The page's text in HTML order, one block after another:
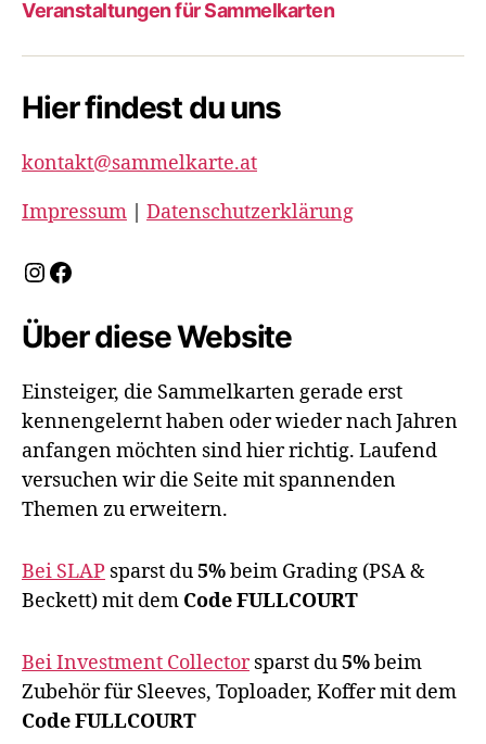
Veranstaltungen für Sammelkarten
Hier findest du uns
kontakt@sammelkarte.at
Impressum | Datenschutzerklärung
Instagram
Facebook
Über diese Website
Einsteiger, die Sammelkarten gerade erst
kennengelernt haben oder wieder nach Jahren
anfangen möchten sind hier richtig. Laufend
versuchen wir die Seite mit spannenden
Themen zu erweitern.
Bei SLAP sparst du5%beim Grading (PSA &
Beckett) mit dem Code FULLCOURT
Bei Investment Collectorsparst du5%beim
Zubehör für Sleeves, Toploader, Koffer mit dem
Code FULLCOURT